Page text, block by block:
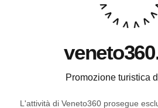
Promozione turistica
L'attività di Veneto360 prosegue